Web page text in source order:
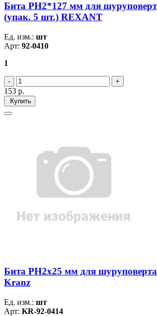
Бита PH2*127 мм для
(упак. 5 шт.) REXANT
Ед. изм.: шт
Арт: 92-0410
1
153 р.
Купить
Бита PH2х25 мм для
Kranz
Ед. изм.: шт
Арт: KR-92-0414